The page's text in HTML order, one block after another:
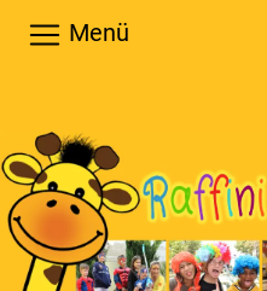
Home
Hochzeiten,
Privatfeier
Firmenfeier
Menü